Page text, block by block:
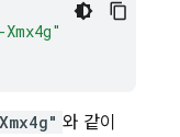
와 같이